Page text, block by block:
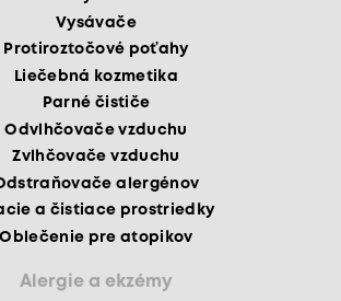
Vysávače
Protiroztočové poťahy
Liečebná kozmetika
Parné čističe
Odvlhčovače vzduchu
Zvlhčovače vzduchu
alergénov
a čistiace prostriedky
Oblečenie pre atopikov
Alergie a ekzémy